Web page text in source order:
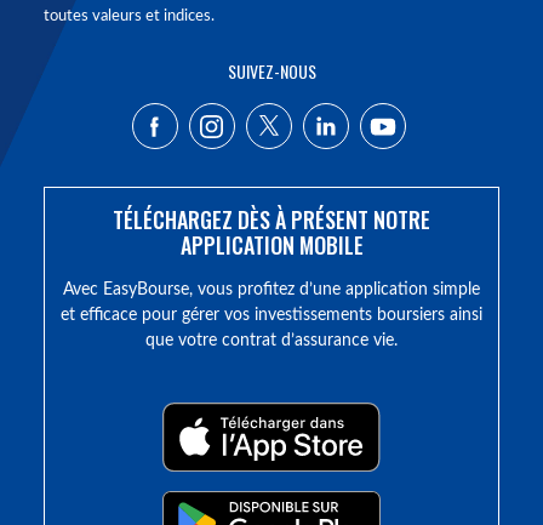
toutes valeurs et indices.
SUIVEZ-NOUS
TÉLÉCHARGEZ DÈS À PRÉSENT NOTRE
APPLICATION MOBILE
Avec EasyBourse, vous profitez d’une application simple
et efficace pour gérer vos investissements boursiers ainsi
que votre contrat d’assurance vie.